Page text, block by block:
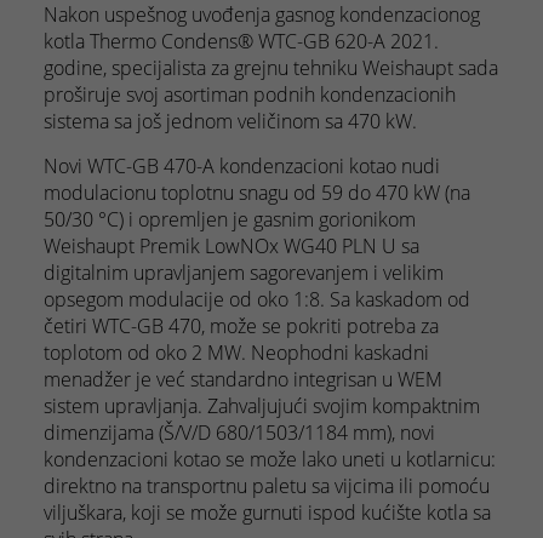
Nakon uspešnog uvođenja gasnog kondenzacionog
kotla Thermo Condens® WTC-GB 620-A 2021.
godine, specijalista za grejnu tehniku Weishaupt sada
proširuje svoj asortiman podnih kondenzacionih
sistema sa još jednom veličinom sa 470 kW.
Novi WTC-GB 470-A kondenzacioni kotao nudi
modulacionu toplotnu snagu od 59 do 470 kW (na
50/30 °C) i opremljen je gasnim gorionikom
Weishaupt Premik LowNOx WG40 PLN U sa
digitalnim upravljanjem sagorevanjem i velikim
opsegom modulacije od oko 1:8. Sa kaskadom od
četiri WTC-GB 470, može se pokriti potreba za
toplotom od oko 2 MW. Neophodni kaskadni
menadžer je već standardno integrisan u WEM
sistem upravljanja. Zahvaljujući svojim kompaktnim
dimenzijama (Š/V/D 680/1503/1184 mm), novi
kondenzacioni kotao se može lako uneti u kotlarnicu:
direktno na transportnu paletu sa vijcima ili pomoću
viljuškara, koji se može gurnuti ispod kućište kotla sa